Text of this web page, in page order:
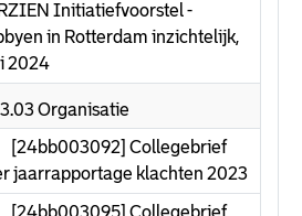
Initiatiefvoorstel -
in Rotterdam inzichtelijk,
2024
Organisatie
[24bb003092] Collegebrief
jaarrapportage klachten 2023
[24bb003095] Collegebrief